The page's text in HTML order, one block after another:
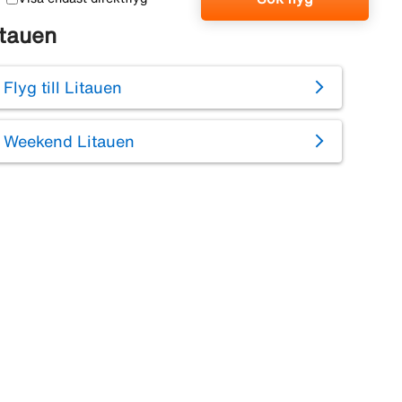
Flyg till Litauen
Weekend Litauen